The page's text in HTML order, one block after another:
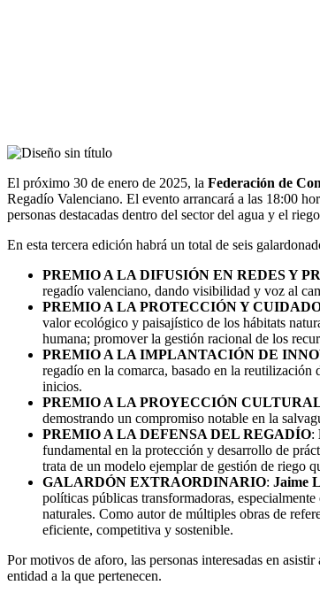
El próximo 30 de enero de 2025, la Federación de
Regadío Valenciano. El evento arrancará a las 18:00
personas destacadas dentro del sector del agua y el
En esta tercera edición habrá un total de seis
PREMIO A LA DIFUSIÓN EN REDES Y
regadío valenciano, dando visibilidad y voz al
PREMIO A LA PROTECCIÓN Y
valor ecológico y paisajístico de los hábitats
humana; promover la gestión racional de los
PREMIO A LA IMPLANTACIÓN DE
regadío en la comarca, basado en la
inicios.
PREMIO A LA PROYECCIÓN
demostrando un compromiso notable en la
PREMIO A LA DEFENSA DEL REGADÍO:
fundamental en la protección y desarrollo de
trata de un modelo ejemplar de gestión de riego
GALARDÓN EXTRAORDINARIO: Jaime
políticas públicas transformadoras,
naturales. Como autor de múltiples obras de
eficiente, competitiva y sostenible.
Por motivos de aforo, las personas interesadas en
entidad a la que pertenecen.